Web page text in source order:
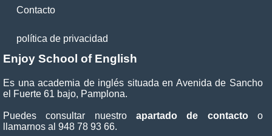
Contacto
política de privacidad
Enjoy School of English
Es una academia de inglés situada en Avenida de Sancho
el Fuerte 61 bajo, Pamplona.
Puedes consultar nuestro apartado de contactoo
llamarnos al 948 78 93 66.